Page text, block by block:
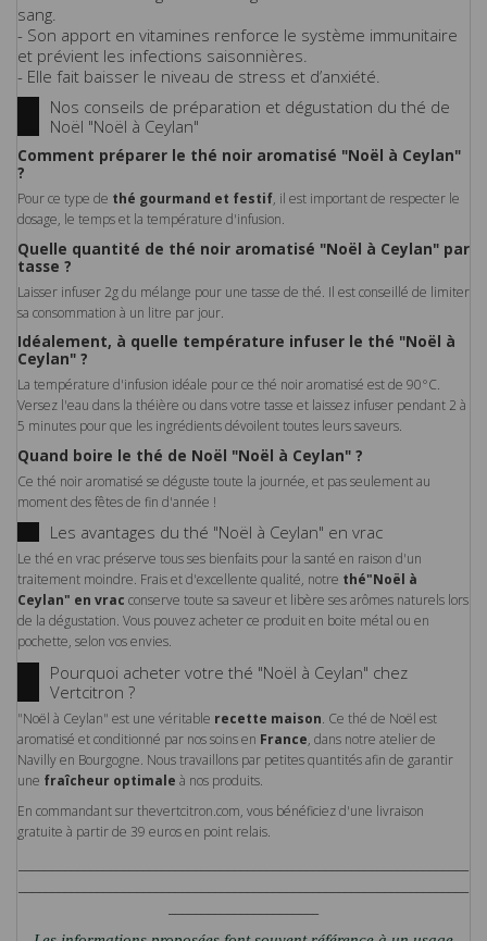
sang.
- Son apport en vitamines renforce le système immunitaire
et prévient les infections saisonnières.
- Elle fait baisser le niveau de stress et d’anxiété.
Nos conseils de préparation et dégustation du thé de
Noël "Noël à Ceylan"
Comment préparer le thé noir aromatisé "Noël à Ceylan"
?
Pour ce type de thé gourmand et festif, il est important de respecter le
dosage, le temps et la température d'infusion.
Quelle quantité de thé noir aromatisé "Noël à Ceylan" par
tasse ?
Laisser infuser 2g du mélange pour une tasse de thé. Il est conseillé de limiter
sa consommation à un litre par jour.
Idéalement, à quelle température infuser le thé "Noël à
Ceylan" ?
La température d'infusion idéale pour ce thé noir aromatisé est de 90°C.
Versez l'eau dans la théière ou dans votre tasse et laissez infuser pendant 2 à
5 minutes pour que les ingrédients dévoilent toutes leurs saveurs.
Quand boire le thé de Noël "Noël à Ceylan" ?
Ce thé noir aromatisé se déguste toute la journée, et pas seulement au
moment des fêtes de fin d'année !
Les avantages du thé "Noël à Ceylan" en vrac
Le thé en vrac préserve tous ses bienfaits pour la santé en raison d'un
traitement moindre. Frais et d'excellente qualité, notre thé"Noël à
Ceylan" en vrac conserve toute sa saveur et libère ses arômes naturels lors
de la dégustation. Vous pouvez acheter ce produit en boite métal ou en
pochette, selon vos envies.
Pourquoi acheter votre thé "Noël à Ceylan" chez
Vertcitron ?
"Noël à Ceylan" est une véritable recette maison. Ce thé de Noël est
aromatisé et conditionné par nos soins en France, dans notre atelier de
Navilly en Bourgogne. Nous travaillons par petites quantités afin de garantir
une fraîcheur optimale à nos produits.
En commandant sur thevertcitron.com, vous bénéficiez d'une livraison
gratuite à partir de 39 euros en point relais.